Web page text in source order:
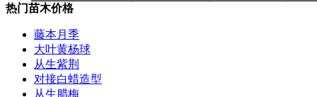
热门苗木价格
藤本月季
大叶黄杨球
从生紫荆
对接白蜡造型
从生腊梅